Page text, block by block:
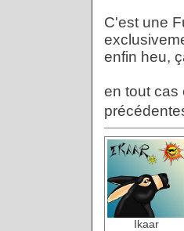
C'est une
enfin heu,
en tout cas
Ikaar